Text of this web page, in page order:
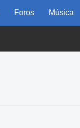
Foros Música